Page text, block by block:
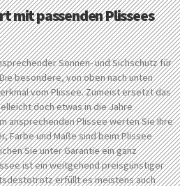
mit passenden Plissees
Sonnen- und Sichschutz für
besondere, von oben nach unten
vom Plissee. Zumeist ersetzt das
doch etwas in die Jahre
ansprechenden Plissee werten Sie Ihre
Farbe und Maße sind beim Plissee
Sie unter Garantie ein ganz
ist ein weitgehend preisgünstiger
erfüllt es meistens auch